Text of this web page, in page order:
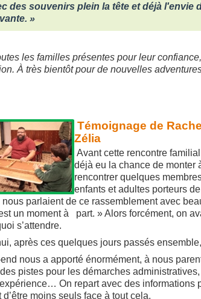
des souvenirs plein la tête et déjà l'envie
»
les familles présentes pour leur
À très bientôt pour de nouvelles
Témoignage de
Zélia
Avant cette rencontre
déjà eu la chance de monter
rencontrer quelques
enfants et adultes porteurs
nous parlaient de ce rassemblement avec
un moment à part. »Alors forcément, on
s’attendre.
après ces quelques jours passés
nous a apporté énormément, à nous
pistes pour les démarches
On repart avec des informations
d’être moins seuls face à tout cela.